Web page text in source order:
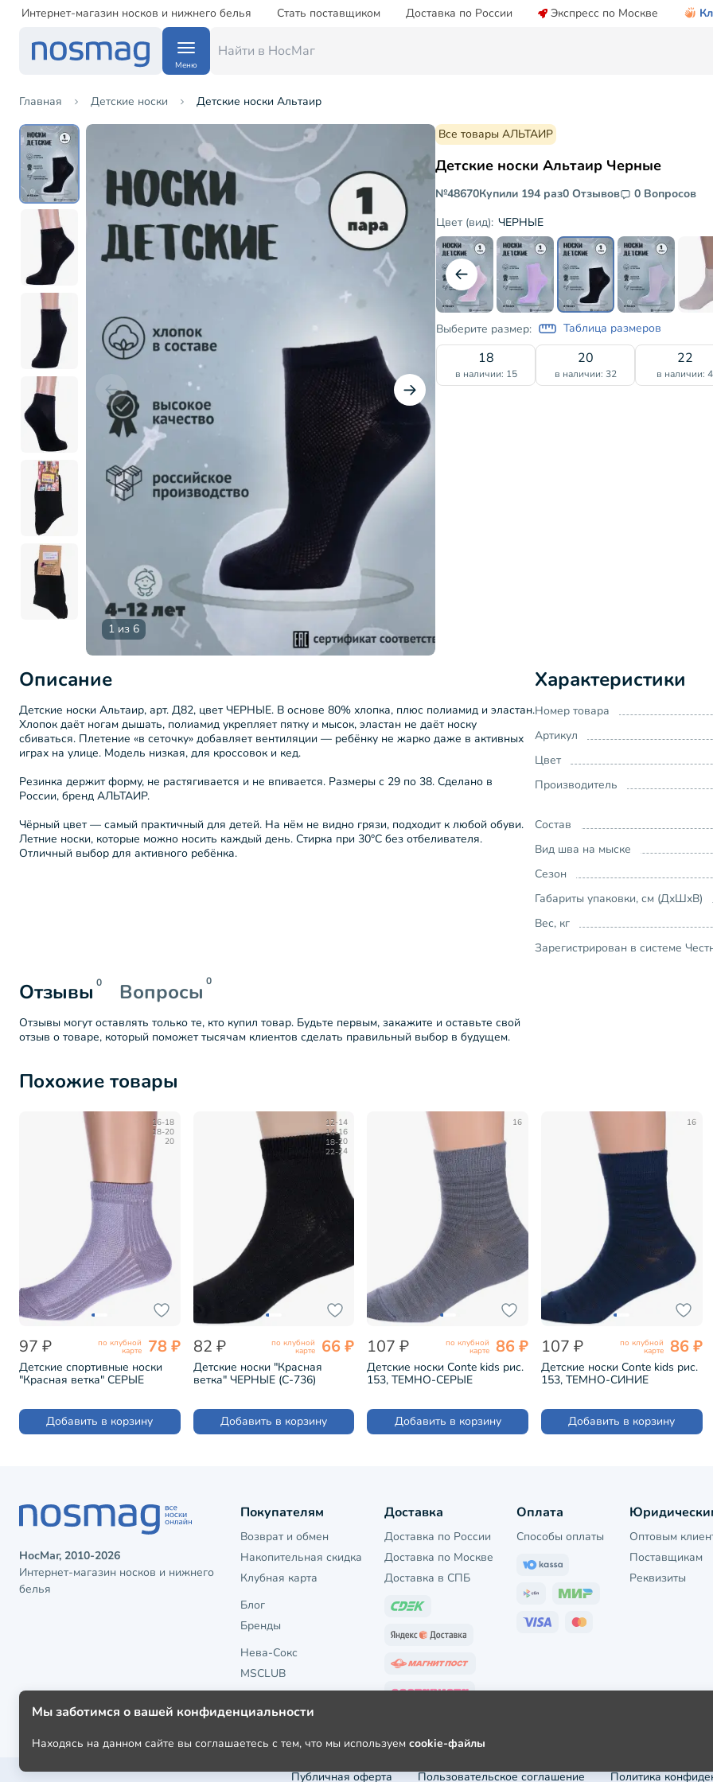
Интернет-магазин носков и нижнего белья Стать поставщиком Доставка по России Экспресс по Москве
Меню
Главная Детские носки Детские носки Альтаир
1 из 6
Все товары АЛЬТАИР
Детские носки Альтаир Черные
№48670Купили 194 раз0 Отзывов
0 Вопросов
Цвет (вид): ЧЕРНЫЕ
Выберите размер: Таблица размеров
18
в наличии: 15
20
в наличии: 32
22
в наличии: 4
Описание
Детские носки Альтаир, арт. Д82, цвет ЧЕРНЫЕ. В основе 80% хлопка, плюс полиамид и эластан.
Хлопок даёт ногам дышать, полиамид укрепляет пятку и мысок, эластан не даёт носку
сбиваться. Плетение «в сеточку» добавляет вентиляции — ребёнку не жарко даже в активных
играх на улице. Модель низкая, для кроссовок и кед.
Резинка держит форму, не растягивается и не впивается. Размеры с 29 по 38. Сделано в
России, бренд АЛЬТАИР.
Чёрный цвет — самый практичный для детей. На нём не видно грязи, подходит к любой обуви.
Летние носки, которые можно носить каждый день. Стирка при 30°C без отбеливателя.
Отличный выбор для активного ребёнка.
Характеристики
Номер товара
Артикул
Цвет
Производитель
Состав
Вид шва на мыске
Сезон
Габариты упаковки, см (ДхШхВ)
Вес, кг
Зарегистрирован в системе
Отзывы 0 Вопросы 0
Отзывы могут оставлять только те, кто купил товар. Будьте первым, закажите и оставьте свой
отзыв о товаре, который поможет тысячам клиентов сделать правильный выбор в будущем.
Похожие товары
16-18
18-20
20
97 ₽ по клубной
карте 78 ₽
Детские спортивные носки
"Красная ветка" СЕРЫЕ
Добавить в корзину
12-14
14-16
18-20
22-24
82 ₽ по клубной
карте 66 ₽
Детские носки "Красная
ветка" ЧЕРНЫЕ (С-736)
Добавить в корзину
16
107 ₽ по клубной
карте 86 ₽
Детские носки Conte kids рис.
153, ТЕМНО-СЕРЫЕ
Добавить в корзину
16
107 ₽ по клубной
карте 86 ₽
Детские носки Conte kids рис.
153, ТЕМНО-СИНИЕ
Добавить в корзину
НосМаг, 2010-2026
Интернет-магазин носков и нижнего
белья
Покупателям
Возврат и обмен
Накопительная скидка
Клубная карта
Блог
Бренды
Нева-Сокс
MSCLUB
Доставка
Доставка по России
Доставка по Москве
Доставка в СПБ
Оплата
Способы оплаты
Оптовым
Поставщикам
Реквизиты
Публичная оферта Пользовательское соглашение Политика
Мы заботимся о вашей конфиденциальности
Находясь на данном сайте вы соглашаетесь с тем, что мы используем cookie-файлы